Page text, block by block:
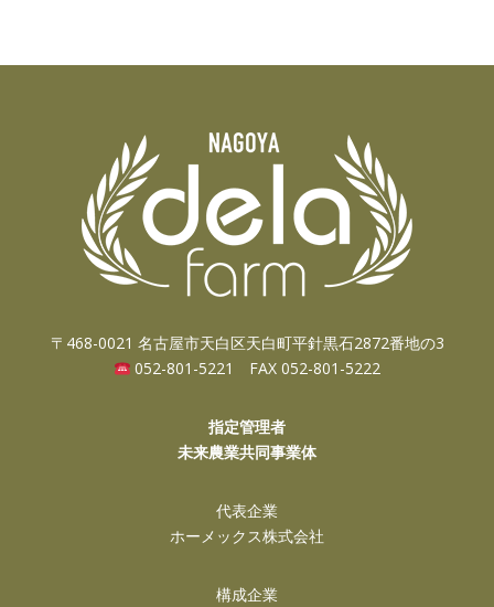
〒468-0021 名古屋市天白区天白町平針黒石2872番地の3
052-801-5221 FAX 052-801-5222
指定管理者
未来農業共同事業体
代表企業
ホーメックス株式会社
構成企業